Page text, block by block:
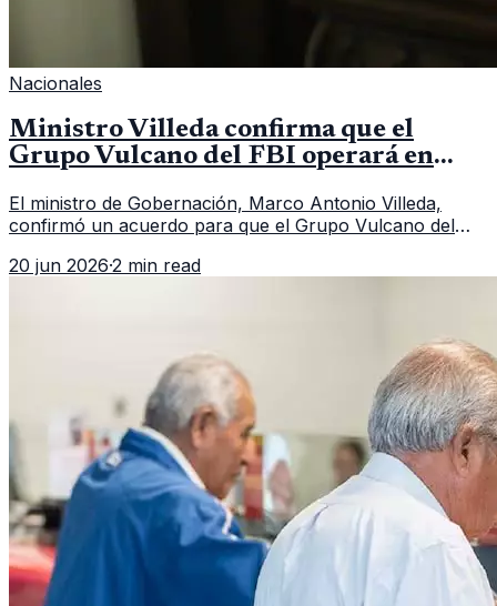
Nacionales
Ministro Villeda confirma que el
Grupo Vulcano del FBI operará en
El ministro de Gobernación, Marco Antonio Villeda,
confirmó un acuerdo para que el Grupo Vulcano del
fallido con la administración anterior del Ministerio
20 jun 2026·2 min read